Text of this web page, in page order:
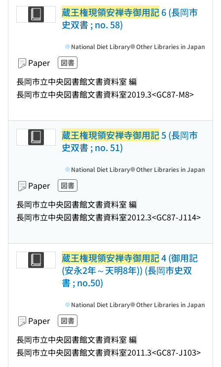
蔵王権現領安禅寺御用記6 (長岡市
史双書 ; no. 58)
Paper 図書
長岡市立中央図書館文書資料室 編
長岡市立中央図書館文書資料室2019.3<GC87-M8>
National Diet Library Other Libraries in Japan
蔵王権現領安禅寺御用記5 (長岡市
史双書 ; no. 51)
Paper 図書
長岡市立中央図書館文書資料室 編
長岡市立中央図書館文書資料室2012.3<GC87-J114>
National Diet Library Other Libraries in Japan
蔵王権現領安禅寺御用記4 (御用記
(安永2年～天明8年)) (長岡市史双
書 ; no.50)
Paper 図書
長岡市立中央図書館文書資料室 編
長岡市立中央図書館文書資料室2011.3<GC87-J103>
National Diet Library Other Libraries in Japan